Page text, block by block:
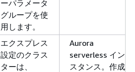
ーパラメータ
グループを使
用します。
エクスプレス
設定のクラス
ターは、
Aurora
serverless イン
スタンス。作成